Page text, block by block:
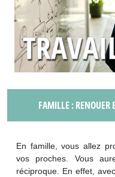
FAMILLE : RENOUER
En famille, vous allez
vos proches. Vous
réciproque. En effet,